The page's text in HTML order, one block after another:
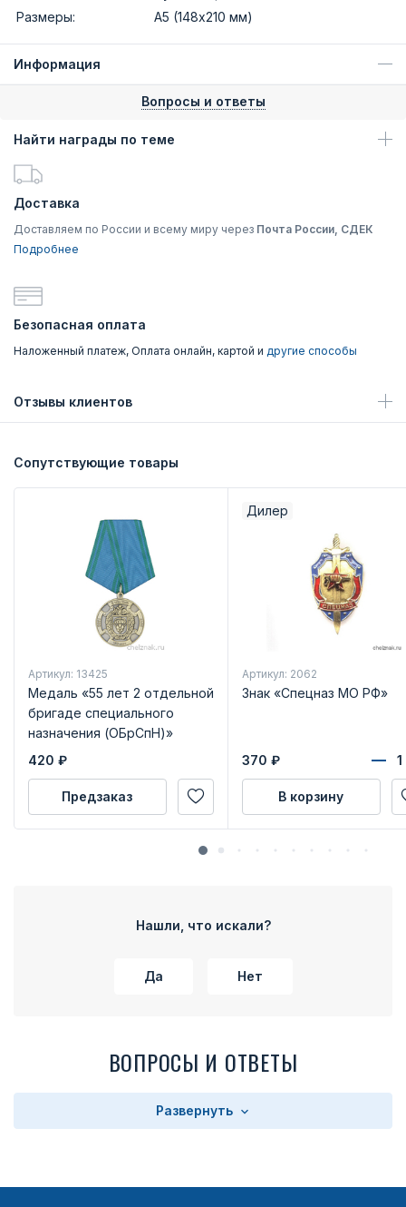
Размеры:
А5 (148х210 мм)
Информация
Вопросы и ответы
Найти награды по теме
Доставка
Доставляем по России и всему миру через Почта России, СДЕК
Подробнее
Безопасная оплата
Наложенный платеж, Оплата онлайн, картой и другие способы
Отзывы клиентов
Сопутствующие товары
Артикул: 13425
Медаль «55 лет 2 отдельной
бригаде специального
назначения (ОБрСпН)»
420 ₽
Предзаказ
Дилер
Артикул: 2062
Знак «Спецназ МО РФ»
370 ₽
В корзину
Нашли, что искали?
Да Нет
ВОПРОСЫ И ОТВЕТЫ
Развернуть